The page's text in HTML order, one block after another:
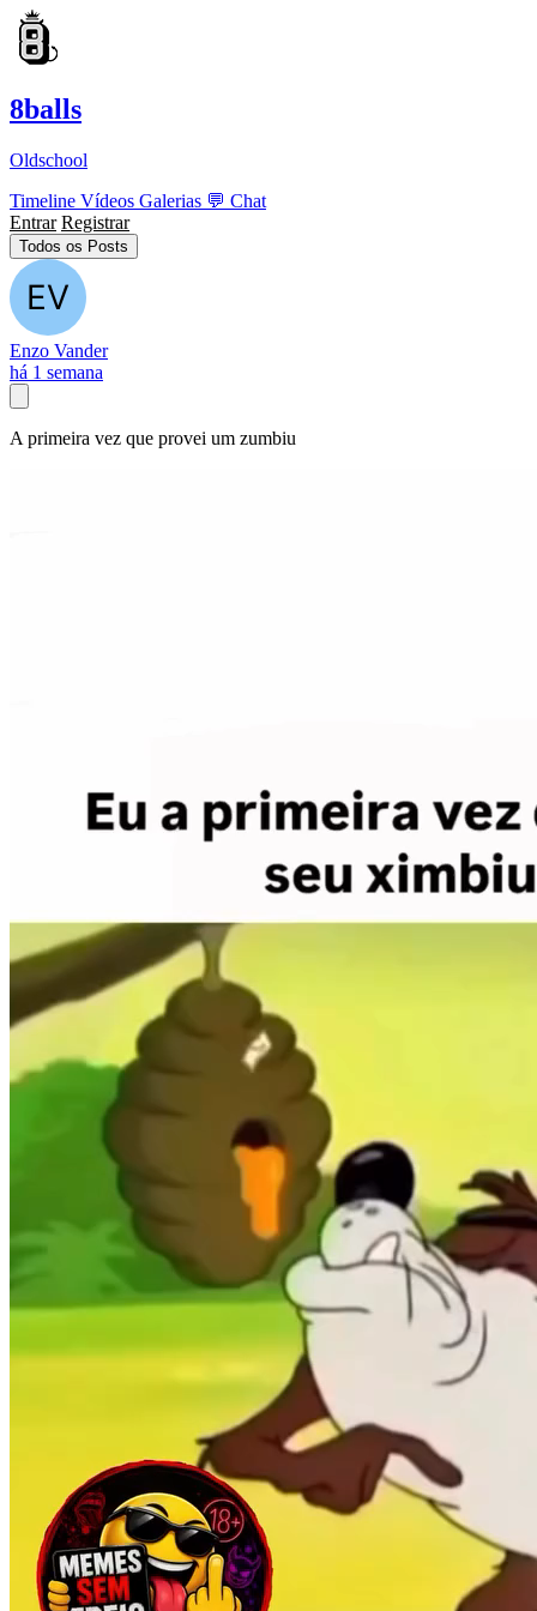
8balls
Oldschool
Timeline Vídeos Galerias 💬 Chat
Entrar Registrar
Todos os Posts
Enzo Vander
há 1 semana
A primeira vez que provei um zumbiu